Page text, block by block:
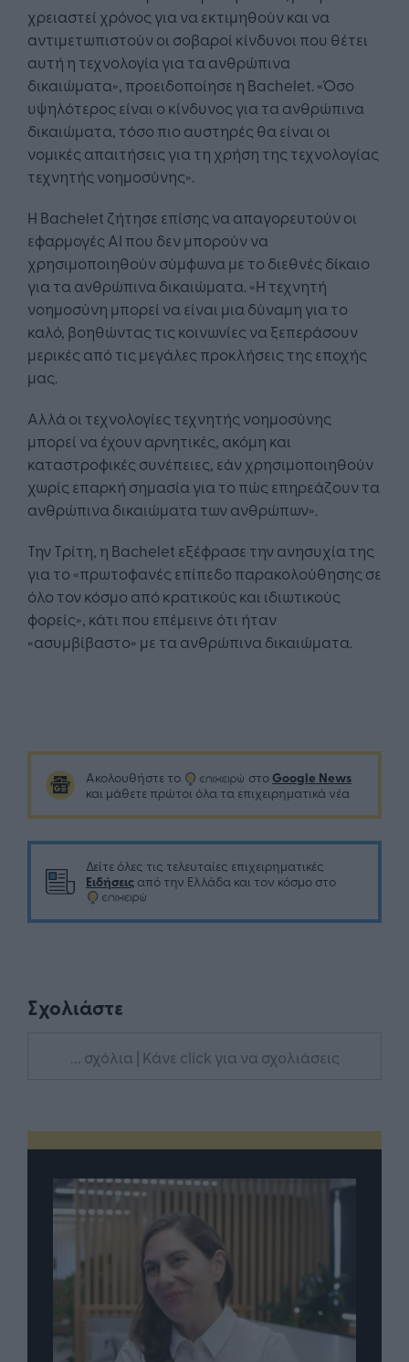
χρειαστεί χρόνος για να εκτιμηθούν και να
αντιμετωπιστούν οι σοβαροί κίνδυνοι που θέτει
αυτή η τεχνολογία για τα ανθρώπινα
δικαιώματα», προειδοποίησε η Bachelet. «Όσο
υψηλότερος είναι ο κίνδυνος για τα ανθρώπινα
δικαιώματα, τόσο πιο αυστηρές θα είναι οι
νομικές απαιτήσεις για τη χρήση της τεχνολογίας
τεχνητής νοημοσύνης».
Η Bachelet ζήτησε επίσης να απαγορευτούν οι
εφαρμογές AI που δεν μπορούν να
χρησιμοποιηθούν σύμφωνα με το διεθνές δίκαιο
για τα ανθρώπινα δικαιώματα. «Η τεχνητή
νοημοσύνη μπορεί να είναι μια δύναμη για το
καλό, βοηθώντας τις κοινωνίες να ξεπεράσουν
μερικές από τις μεγάλες προκλήσεις της εποχής
μας.
Αλλά οι τεχνολογίες τεχνητής νοημοσύνης
μπορεί να έχουν αρνητικές, ακόμη και
καταστροφικές συνέπειες, εάν χρησιμοποιηθούν
χωρίς επαρκή σημασία για το πώς επηρεάζουν τα
ανθρώπινα δικαιώματα των ανθρώπων».
Την Τρίτη, η Bachelet εξέφρασε την ανησυχία της
για το «πρωτοφανές επίπεδο παρακολούθησης σε
όλο τον κόσμο από κρατικούς και ιδιωτικούς
φορείς», κάτι που επέμεινε ότι ήταν
«ασυμβίβαστο» με τα ανθρώπινα δικαιώματα.
Ακολουθήστε το στο Google News
και μάθετε πρώτοι όλα τα επιχειρηματικά νέα
Δείτε όλες τις τελευταίες επιχειρηματικές
Ειδήσεις από την Ελλάδα και τον κόσμο στο
Σχολιάστε
... σχόλια | Κάνε click για να σχολιάσεις